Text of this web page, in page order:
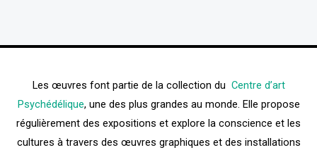
Les œuvres font partie de la collection du Centre d’art
Psychédélique, une des plus grandes au monde. Elle propose
régulièrement des expositions et explore la conscience et les
cultures à travers des œuvres graphiques et des installations